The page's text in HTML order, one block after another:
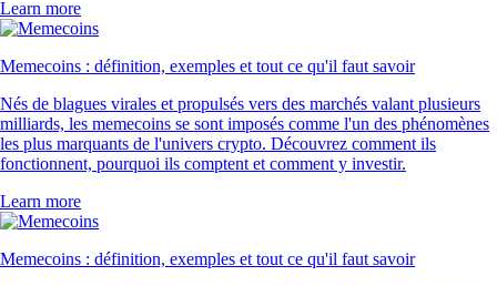
Learn more
Memecoins : définition, exemples et tout ce qu'il faut savoir
Nés de blagues virales et propulsés vers des marchés valant plusieurs
milliards, les memecoins se sont imposés comme l'un des phénomènes
les plus marquants de l'univers crypto. Découvrez comment ils
fonctionnent, pourquoi ils comptent et comment y investir.
Learn more
Memecoins : définition, exemples et tout ce qu'il faut savoir